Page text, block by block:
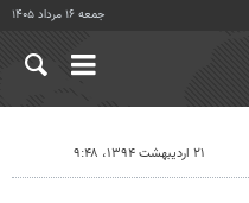
جمعه ۱۶ مرداد ۱۴۰۵
۲۱ اردیبهشت ۱۳۹۴، ۹:۴۸